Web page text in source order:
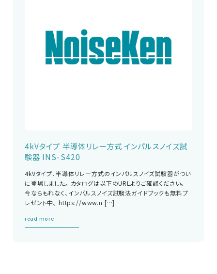
4kVタイプ 半導体リレー方式 インパルスノイズ試
験器 INS-S420
4kVタイプ、半導体リレー方式のインパルスノイズ試験器がつい
に登場しました。 カタログは以下のURLよりご確認ください。
今ならもれなく、インパルスノイズ試験法ガイドブックも無料プ
レゼント中。 https://www.n […]
read more